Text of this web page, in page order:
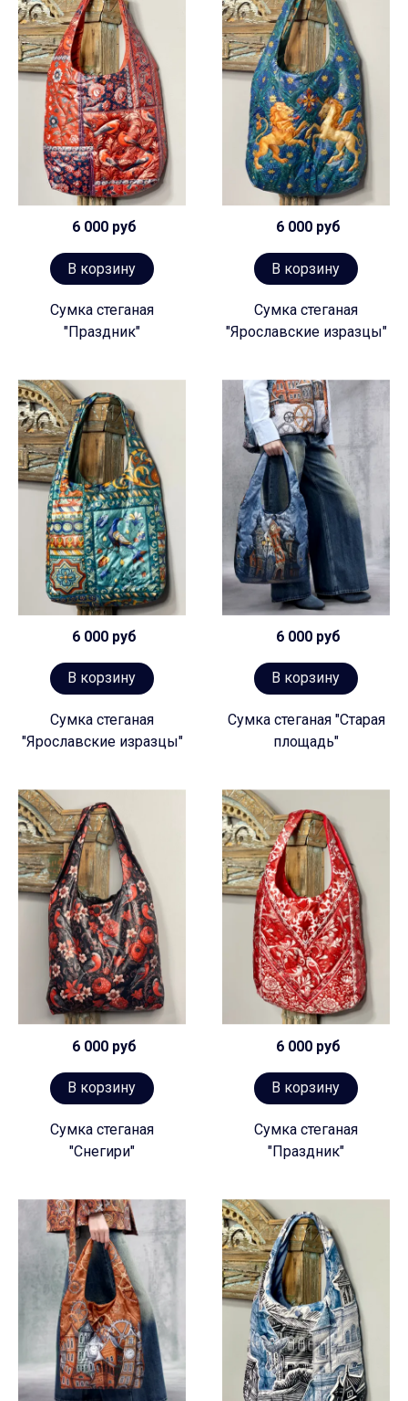
6 000 руб
В корзину
Сумка стеганая
"Праздник"
6 000 руб
В корзину
Сумка стеганая
"Ярославские изразцы"
6 000 руб
В корзину
Сумка стеганая
"Ярославские изразцы"
6 000 руб
В корзину
Сумка стеганая "Старая
площадь"
6 000 руб
В корзину
Сумка стеганая
"Снегири"
6 000 руб
В корзину
Сумка стеганая
"Праздник"